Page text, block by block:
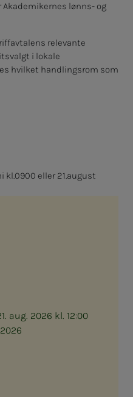
aug. 2026 kl. 12:00
Akademikernes lønns- og
relevante
i lokale
hvilket handlingsrom som
kl.0900 eller 21.august